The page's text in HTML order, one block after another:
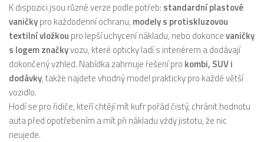
K dispozici jsou různé verze podle potřeb: standardní plastové
vaničkypro každodenní ochranu, modely s protiskluzovou
textilní vložkou pro lepší uchycení nákladu, nebo dokoncevaničky
s logem značkyvozu, které opticky ladí s interiérem a dodávají
dokončený vzhled. Nabídka zahrnuje řešení pro kombi, SUV i
dodávky, takže najdete vhodný model prakticky pro každé větší
vozidlo.
Hodí se pro řidiče, kteří chtějí mít kufr pořád čistý, chránit hodnotu
auta před opotřebením a mít při nákladu vždy jistotu, že nic
neujede.